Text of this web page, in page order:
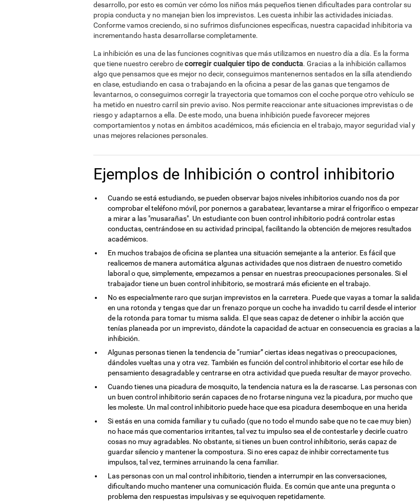
desarrollo, por esto es común ver cómo los niños más pequeños tienen dificultades para controlar su
propia conducta y no manejan bien los imprevistos. Les cuesta inhibir las actividades iniciadas.
Conforme vamos creciendo, si no sufrimos disfunciones específicas, nuestra capacidad inhibitoria va
incrementando hasta desarrollarse completamente.
La inhibición es una de las funciones cognitivas que más utilizamos en nuestro día a día. Es la forma
que tiene nuestro cerebro decorregir cualquier tipo de conducta. Gracias a la inhibición callamos
algo que pensamos que es mejor no decir, conseguimos mantenernos sentados en la silla atendiendo
en clase, estudiando en casa o trabajando en la oficina a pesar de las ganas que tengamos de
levantarnos, o conseguimos corregir la trayectoria que tomamos con el coche porque otro vehículo se
ha metido en nuestro carril sin previo aviso. Nos permite reaccionar ante situaciones imprevistas o de
riesgo y adaptarnos a ella. De este modo, una buena inhibición puede favorecer mejores
comportamientos y notas en ámbitos académicos, más eficiencia en el trabajo, mayor seguridad vial y
unas mejores relaciones personales.
Ejemplos de Inhibición o control inhibitorio
Cuando se está estudiando, se pueden observar bajos niveles inhibitorios cuando nos da por
comprobar el teléfono móvil, por ponernos a garabatear, levantarse a mirar el frigorífico o empezar
a mirar a las "musarañas". Un estudiante con buen control inhibitorio podrá controlar estas
conductas, centrándose en su actividad principal, facilitando la obtención de mejores resultados
académicos.
En muchos trabajos de oficina se plantea una situación semejante a la anterior. Es fácil que
realicemos de manera automática algunas actividades que nos distraen de nuestro cometido
laboral o que, simplemente, empezamos a pensar en nuestras preocupaciones personales. Si el
trabajador tiene un buen control inhibitorio, se mostrará más eficiente en el trabajo.
No es especialmente raro que surjan imprevistos en la carretera. Puede que vayas a tomar la salida
en una rotonda y tengas que dar un frenazo porque un coche ha invadido tu carril desde el interior
de la rotonda para tomar tu misma salida. El que seas capaz de detener o inhibir la acción que
tenías planeada por un imprevisto, dándote la capacidad de actuar en consecuencia es gracias a la
inhibición.
Algunas personas tienen la tendencia de “rumiar” ciertas ideas negativas o preocupaciones,
dándoles vueltas una y otra vez. También es función del control inhibitorio el cortar ese hilo de
pensamiento desagradable y centrarse en otra actividad que pueda resultar de mayor provecho.
Cuando tienes una picadura de mosquito, la tendencia natura es la de rascarse. Las personas con
un buen control inhibitorio serán capaces de no frotarse ninguna vez la picadura, por mucho que
les moleste. Un mal control inhibitorio puede hace que esa picadura desemboque en una herida
Si estás en una comida familiar y tu cuñado (que no todo el mundo sabe que no te cae muy bien)
no hace más que comentarios irritantes, tal vez tu impulso sea el de contestarle y decirle cuatro
cosas no muy agradables. No obstante, si tienes un buen control inhibitorio, serás capaz de
guardar silencio y mantener la compostura. Si no eres capaz de inhibir correctamente tus
impulsos, tal vez, termines arruinando la cena familiar.
Las personas con un mal control inhibitorio, tienden a interrumpir en las conversaciones,
dificultando mucho mantener una comunicación fluida. Es común que ante una pregunta o
problema den respuestas impulsivas y se equivoquen repetidamente.